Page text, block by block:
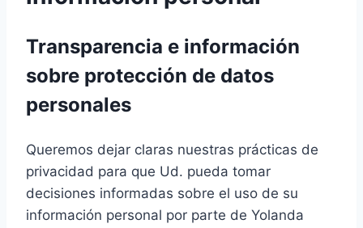
Transparencia e información
sobre protección de datos
personales
Queremos dejar claras nuestras prácticas de
privacidad para que Ud. pueda tomar
decisiones informadas sobre el uso de su
información personal por parte de Yolanda